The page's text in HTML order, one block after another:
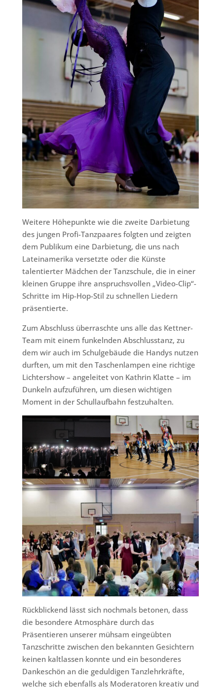
Weitere Höhepunkte wie die zweite Darbietung
des jungen Profi-Tanzpaares folgten und zeigten
dem Publikum eine Darbietung, die uns nach
Lateinamerika versetzte oder die Künste
talentierter Mädchen der Tanzschule, die in einer
kleinen Gruppe ihre anspruchsvollen „Video-Clip“-
Schritte im Hip-Hop-Stil zu schnellen Liedern
präsentierte.
Zum Abschluss überraschte uns alle das Kettner-
Team mit einem funkelnden Abschlusstanz, zu
dem wir auch im Schulgebäude die Handys nutzen
durften, um mit den Taschenlampen eine richtige
Lichtershow – angeleitet von Kathrin Klatte – im
Dunkeln aufzuführen, um diesen wichtigen
Moment in der Schullaufbahn festzuhalten.
Rückblickend lässt sich nochmals betonen, dass
die besondere Atmosphäre durch das
Präsentieren unserer mühsam eingeübten
Tanzschritte zwischen den bekannten Gesichtern
keinen kaltlassen konnte und ein besonderes
Dankeschön an die geduldigen Tanzlehrkräfte,
welche sich ebenfalls als Moderatoren kreativ und